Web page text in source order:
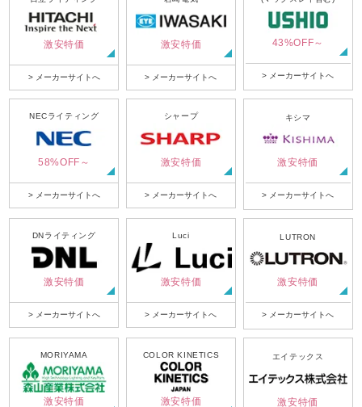
激安特価
> メーカーサイトへ
激安特価
> メーカーサイトへ
43%OFF～
> メーカーサイトへ
NECライティング
58%OFF～
> メーカーサイトへ
シャープ
激安特価
> メーカーサイトへ
キシマ
激安特価
> メーカーサイトへ
DNライティング
激安特価
> メーカーサイトへ
Luci
激安特価
> メーカーサイトへ
LUTRON
激安特価
> メーカーサイトへ
MORIYAMA
激安特価
COLOR KINETICS
激安特価
エイテックス
激安特価